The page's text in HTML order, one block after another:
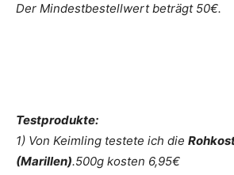
Der Mindestbestellwert beträgt 50€.
Testprodukte:
1) Von Keimling testete ich die
(Marillen).500g kosten 6,95€